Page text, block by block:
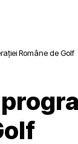
Române de Golf